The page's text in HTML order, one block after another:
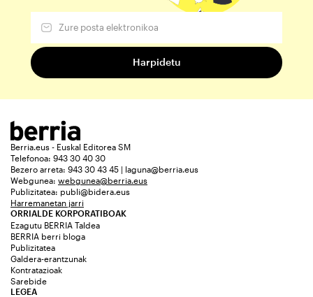
Berria.eus - Euskal Editorea SM
Telefonoa: 943 30 40 30
Bezero arreta: 943 30 43 45 | laguna@berria.eus
Webgunea: webgunea@berria.eus
Publizitatea: publi@bidera.eus
Harremanetan jarri
ORRIALDE KORPORATIBOAK
Ezagutu BERRIA Taldea
BERRIA berri bloga
Publizitatea
Galdera-erantzunak
Kontratazioak
Sarebide
LEGEA